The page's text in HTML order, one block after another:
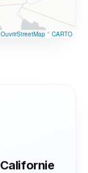
OuvrirStreetMap © CARTO
Californie